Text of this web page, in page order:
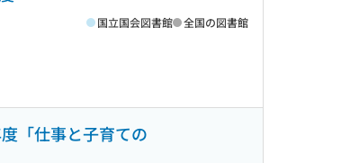
国立国会図書館 全国の図書館
「仕事と子育ての